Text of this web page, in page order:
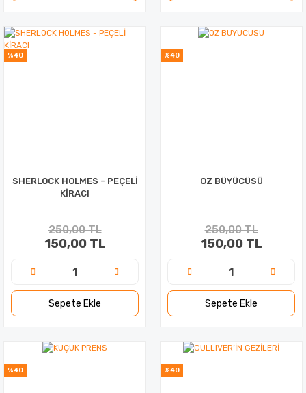
%40
SHERLOCK HOLMES - PEÇELİ
KİRACI
250,00 TL
150,00 TL
Sepete Ekle
%40
OZ BÜYÜCÜSÜ
250,00 TL
150,00 TL
Sepete Ekle
%40 %40